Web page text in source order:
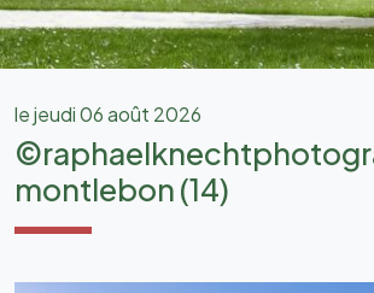
le jeudi 06 août 2026
montlebon (14)